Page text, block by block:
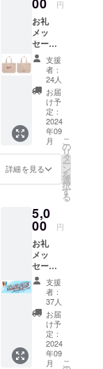
円
お礼
メッ
セージ
「WE
ARE
ATSUT
A」トー
トバッ
支援
者：
24人
お届
け予
定：
2024
年09
月
詳細を見る
こ
の
リ
タ
ー
ン
を
選
択
す
る
5,0
00 円
お礼
メッ
セージ
2024ス
ローガ
ンタオ
ル
支援
者：
37人
お届
け予
定：
2024
年09
月
こ